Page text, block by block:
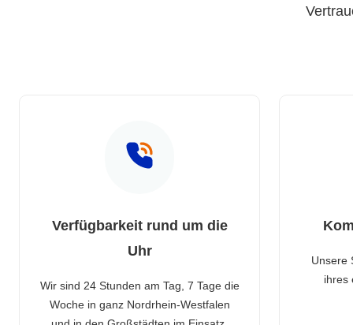
Verfügbarkeit rund um die
Uhr
Wir sind 24 Stunden am Tag, 7 Tage die
Woche in ganz Nordrhein-Westfalen
Unsere
ihres